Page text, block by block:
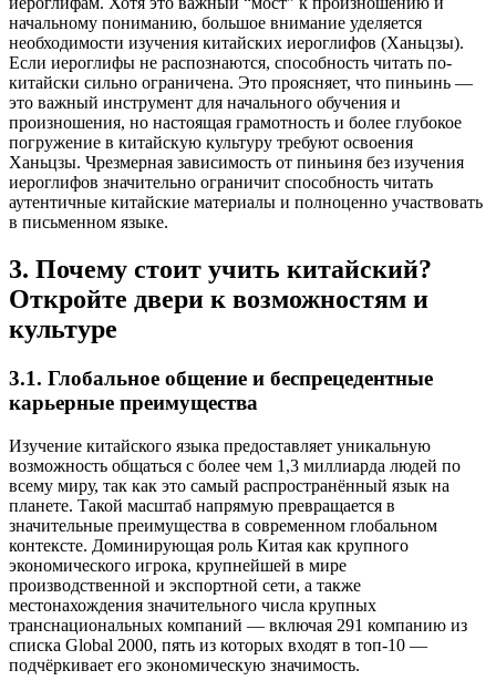
начальному пониманию, большое внимание уделяется
необходимости изучения китайских иероглифов (Ханьцзы).
Если иероглифы не распознаются, способность читать по-
китайски сильно ограничена. Это проясняет, что пиньинь —
это важный инструмент для начального обучения и
произношения, но настоящая грамотность и более глубокое
погружение в китайскую культуру требуют освоения
Ханьцзы. Чрезмерная зависимость от пиньиня без изучения
иероглифов значительно ограничит способность читать
аутентичные китайские материалы и полноценно участвовать
в письменном языке.
3. Почему стоит учить китайский?
Откройте двери к возможностям и
культуре
3.1. Глобальное общение и беспрецедентные
карьерные преимущества
Изучение китайского языка предоставляет уникальную
возможность общаться с более чем 1,3 миллиарда людей по
всему миру, так как это самый распространённый язык на
планете. Такой масштаб напрямую превращается в
значительные преимущества в современном глобальном
контексте. Доминирующая роль Китая как крупного
экономического игрока, крупнейшей в мире
производственной и экспортной сети, а также
местонахождения значительного числа крупных
транснациональных компаний — включая 291 компанию из
списка Global 2000, пять из которых входят в топ-10 —
подчёркивает его экономическую значимость.